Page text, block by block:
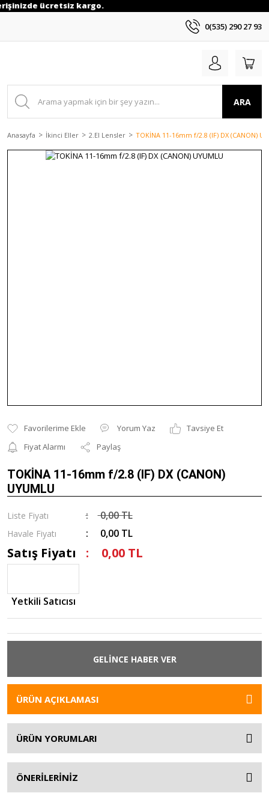
ücretsiz kargo.
0(535) 290 27 93
ARA
Anasayfa İkinci Eller 2.El Lensler TOKİNA 11-16mm f/2.8 (IF) DX (CANON)
Yorum Yaz
Tavsiye Et
Fiyat Alarmı
Paylaş
TOKİNA 11-16mm f/2.8 (IF) DX (CANON)
UYUMLU
Liste Fiyatı 0,00 TL
Havale Fiyatı 0,00 TL
Satış Fiyatı 0,00 TL
Yetkili Satıcısı
GELİNCE HABER VER
ÜRÜN AÇIKLAMASI
ÜRÜN YORUMLARI
ÖNERİLERİNİZ